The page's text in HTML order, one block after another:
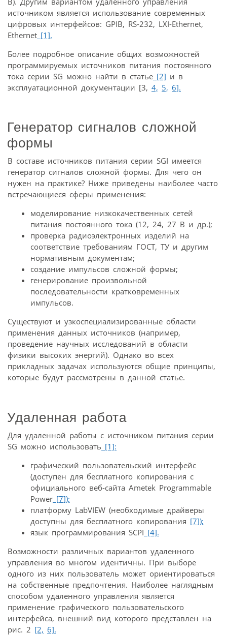
источником является использование современных
цифровых интерфейсов: GPIB, RS-232, LXI-Ethernet,
Ethernet [1].
Более подробное описание общих возможностей
программируемых источников питания постоянного
тока серии SG можно найти в статье [2] и в
эксплуатационной документации [3, 4, 5, 6].
Генератор сигналов сложной
формы
В составе источников питания серии SGI имеется
генератор сигналов сложной формы. Для чего он
нужен на практике? Ниже приведены наиболее часто
встречающиеся сферы применения:
моделирование низкокачественных сетей
питания постоянного тока (12, 24, 27 В и др.);
проверка радиоэлектронных изделий на
соответствие требованиям ГОСТ, ТУ и другим
нормативным документам;
создание импульсов сложной формы;
генерирование произвольной
последовательности кратковременных
импульсов.
Существуют и узкоспециализированные области
применения данных источников (например,
проведение научных исследований в области
физики высоких энергий). Однако во всех
прикладных задачах используются общие принципы,
которые будут рассмотрены в данной статье.
Удаленная работа
Для удаленной работы с источником питания серии
SG можно использовать [1]:
графический пользовательский интерфейс
(доступен для бесплатного копирования с
официального веб-сайта Ametek Programmable
Power [7]);
платформу LabVIEW (необходимые драйверы
доступны для бесплатного копирования [7]);
язык программирования SCPI [4].
Возможности различных вариантов удаленного
управления во многом идентичны. При выборе
одного из них пользователь может ориентироваться
на собственные предпочтения. Наиболее наглядным
способом удаленного управления является
применение графического пользовательского
интерфейса, внешний вид которого представлен на
рис. 2 [2, 6].